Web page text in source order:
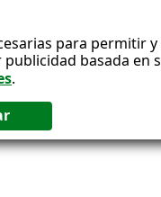
para
basada
.